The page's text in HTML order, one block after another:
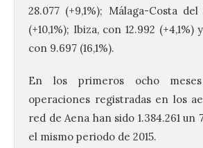
28.077 (+9,1%); Málaga-Costa
(+10,1%); Ibiza, con 12.992
con 9.697 (16,1%).
En los primeros ocho
operaciones registradas en los
red de Aena han sido 1.384.261 un
el mismo periodo de 2015.